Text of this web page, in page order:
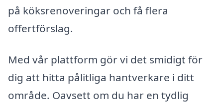
på köksrenoveringar och få flera
offertförslag.
Med vår plattform gör vi det smidigt för
dig att hitta pålitliga hantverkare i ditt
område. Oavsett om du har en tydlig